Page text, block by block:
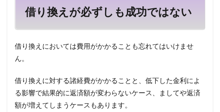
借り換えが必ずしも成功ではない
借り換えにおいては費用がかかることも忘れてはいけませ
ん。
借り換えに対する諸経費がかかることと、低下した金利によ
る影響で結果的に返済額が変わらないケース、ましてや返済
額が増えてしまうケースもあります。